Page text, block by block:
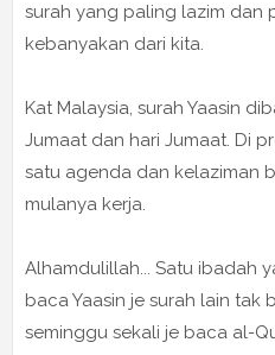
surah yang paling lazim dan
kebanyakan dari kita.
Kat Malaysia, surah Yaasin
Jumaat dan hari Jumaat. Di
satu agenda dan kelaziman
mulanya kerja.
Alhamdulillah... Satu ibadah
baca Yaasin je surah lain tak
seminggu sekali je baca al-